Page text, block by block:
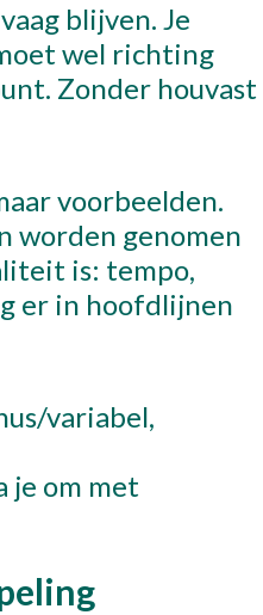
blijven. Je
wel richting
Zonder houvast
voorbeelden.
worden genomen
is: tempo,
er in hoofdlijnen
variabel,
je om met